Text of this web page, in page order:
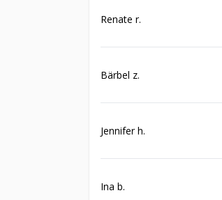
Renate r.
Bärbel z.
Jennifer h.
Ina b.